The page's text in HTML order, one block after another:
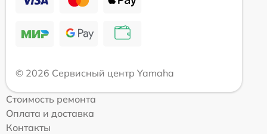
© 2026 Сервисный центр Yamaha
Стоимость ремонта
Оплата и доставка
Контакты